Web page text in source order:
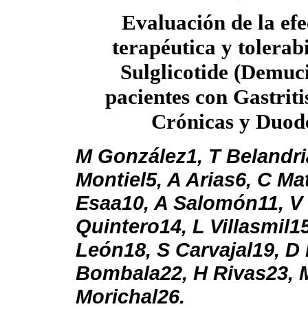
Evaluación de la
terapéutica y
Sulglicotide
pacientes con
Crónicas y
M González1, T
Montiel5, A Arias6, C
Esaa10, A Salomón11,
Quintero14, L
León18, S Carvajal19, D
Bombala22, H Rivas23,
Morichal26.